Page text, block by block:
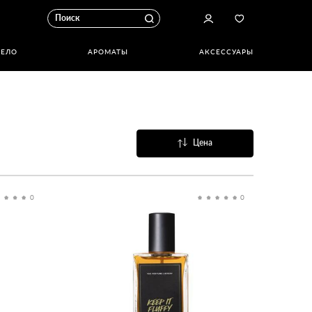
АРОМАТЫ АКСЕССУАРЫ
Цена
Популярные
0 0